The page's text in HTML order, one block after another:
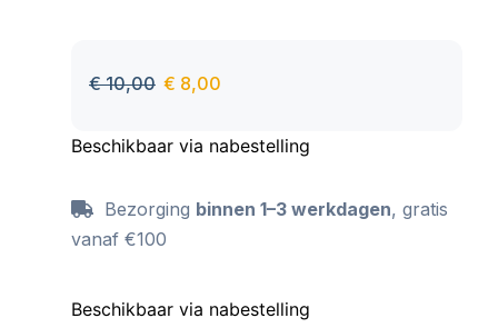
wasbeurten.
€10,00 € 8,00
Beschikbaar via nabestelling
Bezorging binnen 1–3 werkdagen, gratis
vanaf €100
Beschikbaar via nabestelling